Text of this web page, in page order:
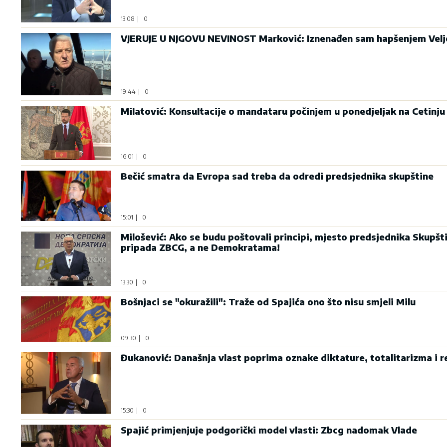
13:08 0
VJERUJE U NJGOVU NEVINOST Marković: Iznenađen sam hapšenjem
19:44 | 0
Milatović: Konsultacije o mandataru počinjem u ponedjeljak na Cetinju
16:01 | 0
Bečić smatra da Evropa sad treba da odredi predsjednika skupštine
15:01 0
Milošević: Ako se budu poštovali principi, mjesto predsjednika
pripada ZBCG, a ne Demokratama!
13:30 0
Bošnjaci se "okuražili": Traže od Spajića ono što nisu smjeli Milu
09:30 0
Đukanović: Današnja vlast poprima oznake diktature, totalitarizma i
15:30 0
Spajić primjenjuje podgorički model vlasti: Zbcg nadomak Vlade